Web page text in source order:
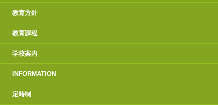
教育方針
教育課程
学校案内
INFORMATION
定時制